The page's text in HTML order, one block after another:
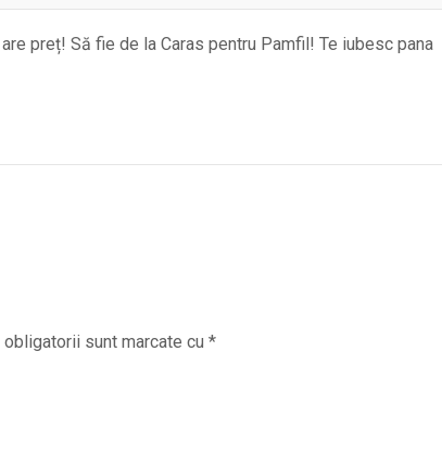
preț! Să fie de la Caras pentru Pamfil! Te iubesc pana
obligatorii sunt marcate cu *